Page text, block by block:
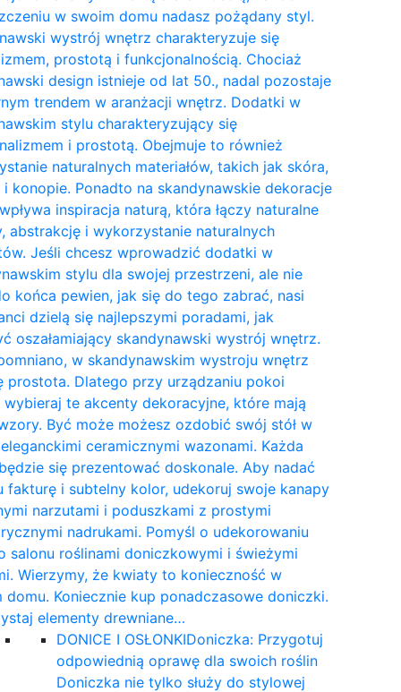
w swoim domu nadasz pożądany styl.
wystrój wnętrz charakteryzuje się
prostotą i funkcjonalnością. Chociaż
design istnieje od lat 50., nadal pozostaje
trendem w aranżacji wnętrz. Dodatki w
stylu charakteryzujący się
i prostotą. Obejmuje to również
naturalnych materiałów, takich jak skóra,
konopie. Ponadto na skandynawskie dekoracje
inspiracja naturą, która łączy naturalne
abstrakcję i wykorzystanie naturalnych
Jeśli chcesz wprowadzić dodatki w
stylu dla swojej przestrzeni, ale nie
końca pewien, jak się do tego zabrać, nasi
dzielą się najlepszymi poradami, jak
oszałamiający skandynawski wystrój wnętrz.
w skandynawskim wystroju wnętrz
prostota. Dlatego przy urządzaniu pokoi
wybieraj te akcenty dekoracyjne, które mają
Być może możesz ozdobić swój stół w
ceramicznymi wazonami. Każda
się prezentować doskonale. Aby nadać
fakturę i subtelny kolor, udekoruj swoje kanapy
narzutami i poduszkami z prostymi
nadrukami. Pomyśl o udekorowaniu
salonu roślinami doniczkowymi i świeżymi
Wierzymy, że kwiaty to konieczność w
domu. Koniecznie kup ponadczasowe doniczki.
elementy drewniane…
DONICE I OSŁONKIDoniczka: Przygotuj
odpowiednią oprawę dla swoich roślin
Doniczka nie tylko służy do stylowej